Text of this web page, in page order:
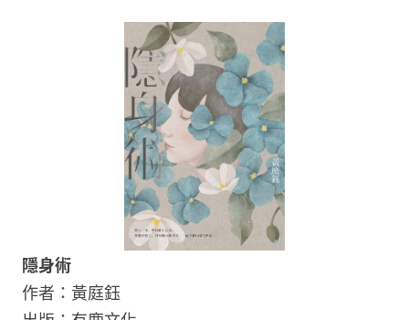
隱身術
作者：黃庭鈺